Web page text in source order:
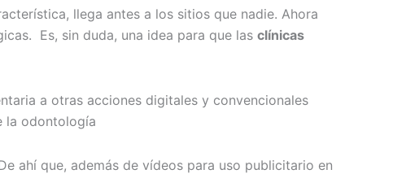
llega antes a los sitios que nadie. Ahora
Es, sin duda, una idea para que las clínicas
a otras acciones digitales y convencionales
la odontología
ahí que, además de vídeos para uso publicitario en